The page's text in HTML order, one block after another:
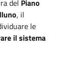
del Piano
, il
le
il sistema